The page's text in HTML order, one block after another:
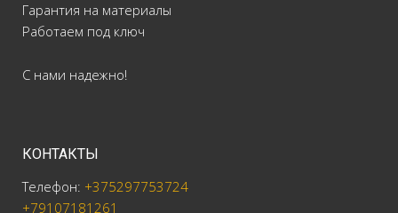
Гарантия на материалы
Работаем под ключ
С нами надежно!
КОНТАКТЫ
Телефон: +375297753724
+79107181261